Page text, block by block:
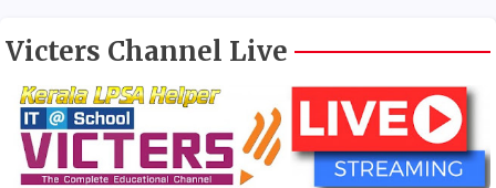
Victers Channel Live